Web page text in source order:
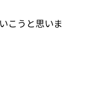
こうと思いま